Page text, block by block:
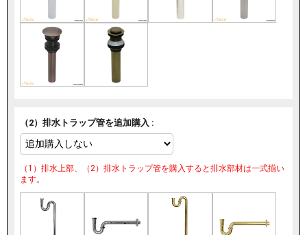
（2）排水トラップ管を追加購入 :
（1）排水上部、（2）排水トラップ管を購入すると排水部材は一式揃い
ます。